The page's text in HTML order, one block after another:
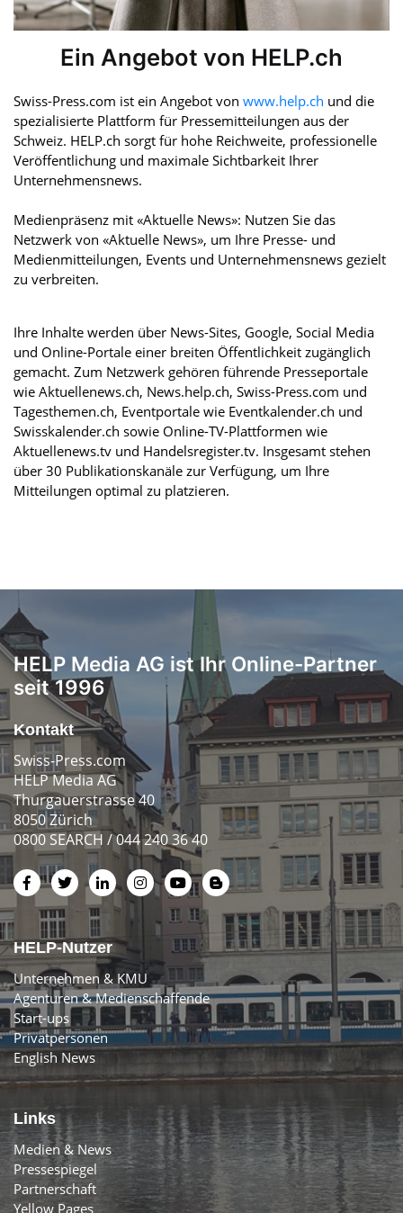
Ein Angebot von HELP.ch
Swiss-Press.com ist ein Angebot von www.help.ch und die
spezialisierte Plattform für Pressemitteilungen aus der
Schweiz. HELP.ch sorgt für hohe Reichweite, professionelle
Veröffentlichung und maximale Sichtbarkeit Ihrer
Unternehmensnews.
Medienpräsenz mit «Aktuelle News»: Nutzen Sie das
Netzwerk von «Aktuelle News», um Ihre Presse- und
Medienmitteilungen, Events und Unternehmensnews gezielt
zu verbreiten.
Ihre Inhalte werden über News-Sites, Google, Social Media
und Online-Portale einer breiten Öffentlichkeit zugänglich
gemacht. Zum Netzwerk gehören führende Presseportale
wie Aktuellenews.ch, News.help.ch, Swiss-Press.com und
Tagesthemen.ch, Eventportale wie Eventkalender.ch und
Swisskalender.ch sowie Online-TV-Plattformen wie
Aktuellenews.tv und Handelsregister.tv. Insgesamt stehen
über 30 Publikationskanäle zur Verfügung, um Ihre
Mitteilungen optimal zu platzieren.
HELP Media AG ist Ihr Online-Partner
seit 1996
Kontakt
Swiss-Press.com
HELP Media AG
Thurgauerstrasse 40
8050 Zürich
0800 SEARCH / 044 240 36 40
HELP-Nutzer
Unternehmen & KMU
Agenturen & Medienschaffende
Start-ups
Privatpersonen
English News
Links
Medien & News
Pressespiegel
Partnerschaft
Yellow Pages